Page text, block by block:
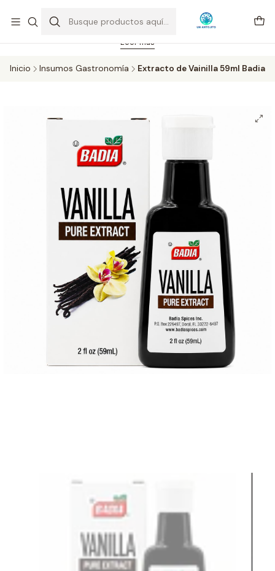
Feriado 21-05-2026 atención hasta las 14 hrs. Envío GRATIS mismo
día solo área Metropolitana Santiago por compras desde CLP 39.900.
Pedidos hasta 16 hrs., sábados y domingos hasta 14 hrs.
Leer más
Inicio Insumos Gastronomía Extracto de Vainilla 59ml Badia